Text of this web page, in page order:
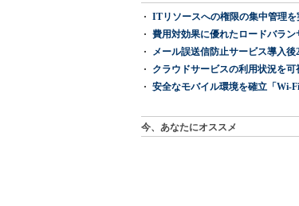
ITリソースへの権限の集中管理
費用対効果に優れたロードバラ
メール誤送信防止サービス導入
クラウドサービスの利用状況を可
安全なモバイル環境を確立「Wi-
今、あなたにオススメ